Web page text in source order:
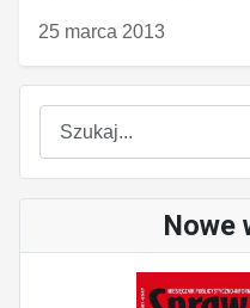
Szukaj
Nowe
25 marca 2013